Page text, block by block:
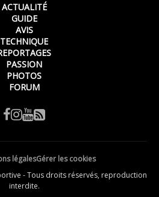
ACTUALITÉ
GUIDE
AVIS
TECHNIQUE
PASSION
PHOTOS
FORUM
légalesGérer les cookies
- Tous droits réservés, reproduction
interdite.